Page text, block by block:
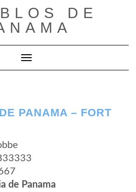
DE
Cambiar modo de navegación
PANAMA – FORT
de Panama